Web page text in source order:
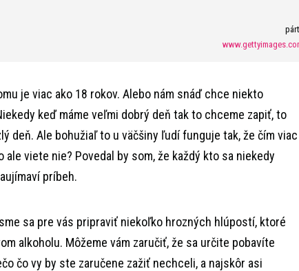
je viac ako 18 rokov. Alebo nám snáď chce niekto
keď máme veľmi dobrý deň tak to chceme zapiť, to
deň. Ale bohužiaľ to u väčšiny ľudí funguje tak, že čím viac
viete nie? Povedal by som, že každý kto sa niekedy
príbeh.
sa pre vás pripraviť niekoľko hrozných hlúpostí, ktoré
alkoholu. Môžeme vám zaručiť, že sa určite pobavíte
čo vy by ste zaručene zažiť nechceli, a najskôr asi